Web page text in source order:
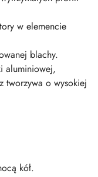
w elemencie
blachy.
aluminiowej,
tworzywa o wysokiej
kół.